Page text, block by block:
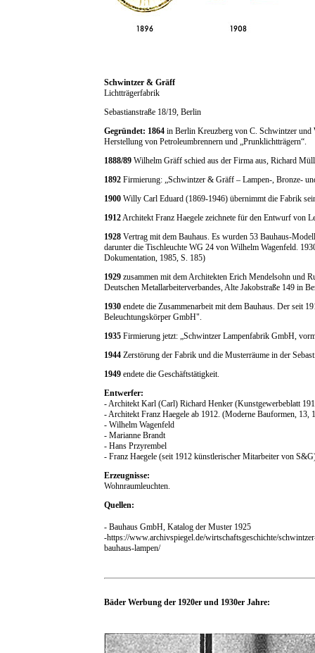
Schwintzer & Gräff
Lichtträgerfabrik
Sebastianstraße 18/19, Berlin
Gegründet: 1864 in Berlin Kreuzberg von C. Schwintzer und
Herstellung von Petroleumbrennern und „Prunklichtträgern“.
1888/89 Wilhelm Gräff schied aus der Firma aus, Richard
1892 Firmierung: „Schwintzer & Gräff – Lampen-, Bronze-
1900 Willy Carl Eduard (1869-1946) übernimmt die Fabrik
1912Architekt Franz Haegele zeichnete für den Entwurf von
1928 Vertrag mit dem Bauhaus. Es wurden 53 Bauhaus-
darunter die Tischleuchte WG 24 von Wilhelm Wagenfeld.
Dokumentation, 1985, S. 185)
1929 zusammen mit dem Architekten Erich Mendelsohn und
Deutschen Metallarbeiterverbandes, Alte Jakobstraße 149 in
1930 endete die Zusammenarbeit mit dem Bauhaus. Der seit
Beleuchtungskörper GmbH".
1935 Firmierung jetzt: „Schwintzer Lampenfabrik GmbH,
1944 Zerstörung der Fabrik und die Musterräume in der
1949 endete die Geschäftstätigkeit.
Entwerfer:
- Architekt Karl (Carl) Richard Henker (Kunstgewerbeblatt
- Architekt Franz Haegele ab 1912. (Moderne Bauformen, 13,
- Wilhelm Wagenfeld
- Marianne Brandt
- Hans Przyrembel
- Franz Haegele (seit 1912 künstlerischer Mitarbeiter von
Erzeugnisse:
Wohnraumleuchten.
Quellen:
- Bauhaus GmbH, Katalog der Muster 1925
-https://www.archivspiegel.de/wirtschaftsgeschichte/
bauhaus-lampen/
Bäder Werbung der 1920er und 1930er Jahre: